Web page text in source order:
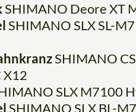
SHIMANO Deore XT
SHIMANO SLX SL-
SHIMANO
X12
SLX M7100
SHIMANO SLX BL-